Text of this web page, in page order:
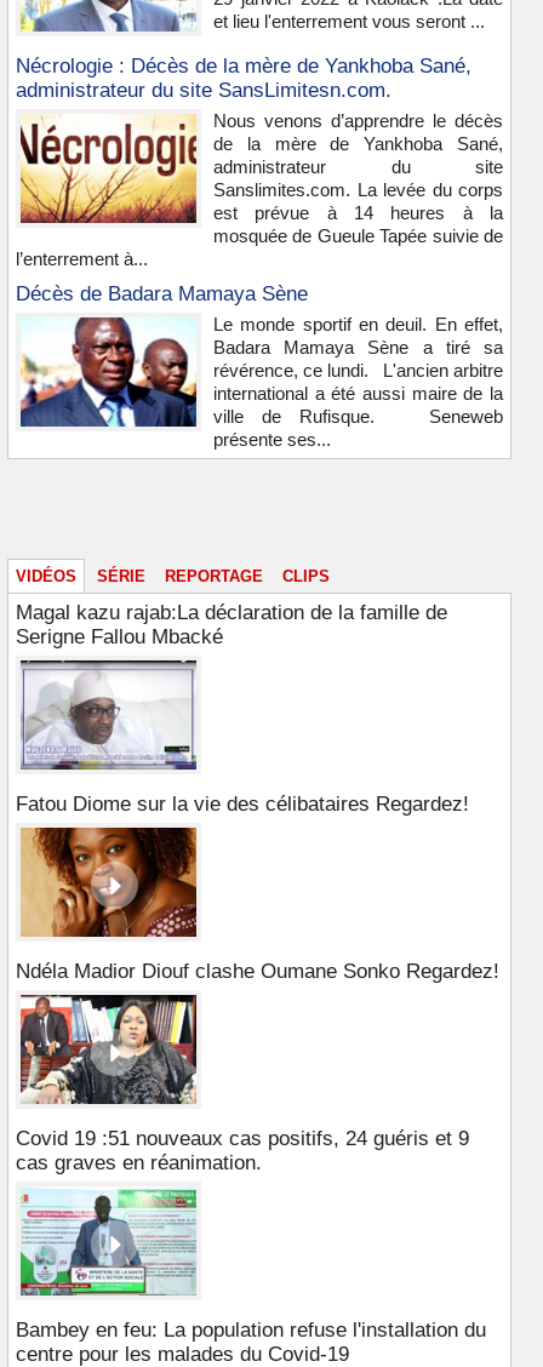
et lieu l'enterrement vous seront ...
Nécrologie : Décès de la mère de Yankhoba Sané,
administrateur du site SansLimitesn.com.
Nous venons d’apprendre le décès
de la mère de Yankhoba Sané,
administrateur du site
Sanslimites.com. La levée du corps
est prévue à 14 heures à la
mosquée de Gueule Tapée suivie de
l’enterrement à...
Décès de Badara Mamaya Sène
Le monde sportif en deuil. En effet,
Badara Mamaya Sène a tiré sa
révérence, ce lundi. L'ancien arbitre
international a été aussi maire de la
ville de Rufisque. Seneweb
présente ses...
VIDÉOS SÉRIE REPORTAGE CLIPS
Magal kazu rajab:La déclaration de la famille de
Serigne Fallou Mbacké
Fatou Diome sur la vie des célibataires Regardez!
Ndéla Madior Diouf clashe Oumane Sonko Regardez!
Covid 19 :51 nouveaux cas positifs, 24 guéris et 9
cas graves en réanimation.
Bambey en feu: La population refuse l'installation du
centre pour les malades du Covid-19